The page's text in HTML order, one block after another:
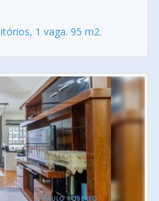
1 vaga. 95 m2.